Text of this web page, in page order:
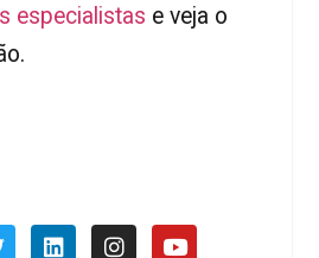
especialistas e veja o